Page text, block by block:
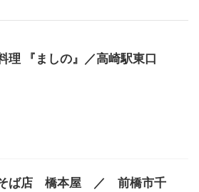
理 『ましの』／高崎駅東口
ば店 橋本屋 ／ 前橋市千